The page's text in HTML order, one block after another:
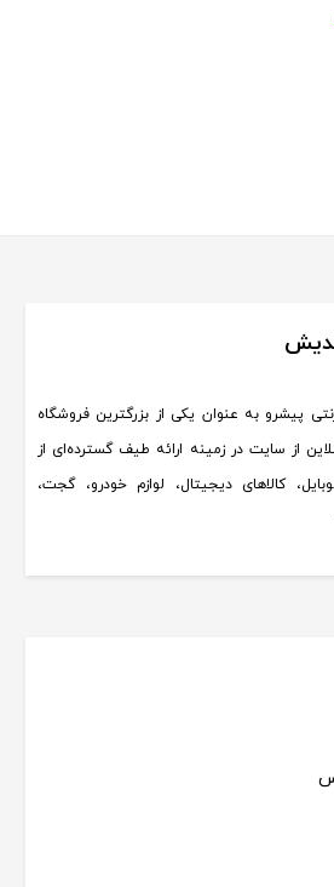
پیشرو به عنوان یکی از بزرگترین فروشگاه
از سایت در زمینه ارائه طیف گسترده‌ای از
کالاهای دیجیتال، لوازم خودرو، گجت،